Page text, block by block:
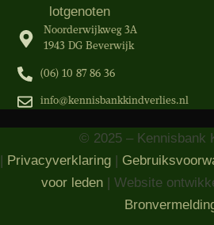
lotgenoten
Noorderwijkweg 3A
1943 DG Beverwijk
(06) 10 87 86 36‬
info@kennisbankkindverlies.nl
© 2025 – Kennisbank
| Privacyverklaring |
voor leden| Website